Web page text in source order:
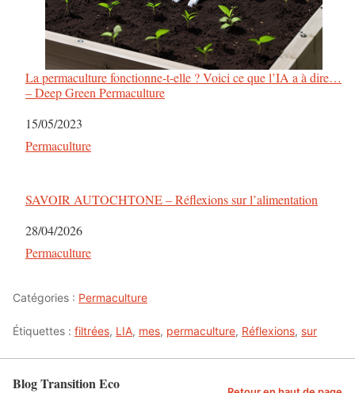
La permaculture fonctionne-t-elle ? Voici ce que l’IA a à dire…
– Deep Green Permaculture
Date
15/05/2023
Par rapport à
Permaculture
SAVOIR AUTOCHTONE – Réflexions sur l’alimentation
Date
28/04/2026
Par rapport à
Permaculture
Catégories : Permaculture
Étiquettes : filtrées, LIA, mes, permaculture, Réflexions, sur
Blog Transition Eco